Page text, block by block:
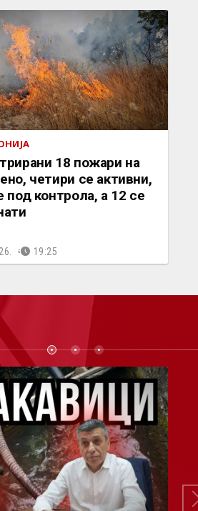
18 пожари на
четири се активни,
под контрола, а 12 се
19:25